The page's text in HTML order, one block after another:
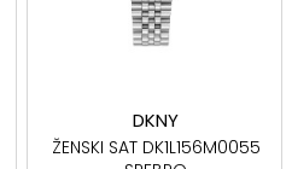
DKNY
ŽENSKI SAT DK1L156M0055